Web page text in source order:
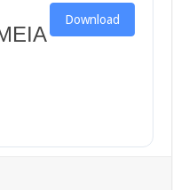
Download